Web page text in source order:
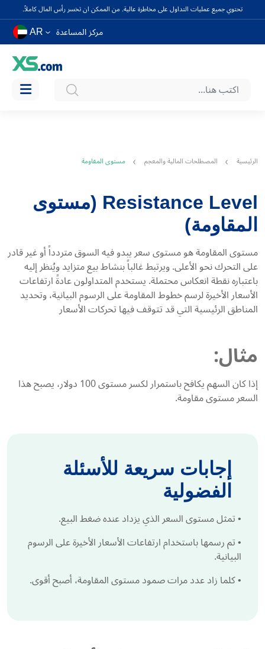
تحتوي جميع عمليات التداول على مخاطرة عالية. من الممكن ان تخسر رأس المال كاملاً.
مركز المساعدة AR
الرئيسية المصطلحات المالية والمعجم مستوى المقاومة
Resistance Level (مستوى
المقاومة)
مستوى المقاومة هو مستوى سعر يبدو فيه السوق متردداً أو غير قادر
على التحرك نحو الأعلى. ويرتبط غالباً بنشاط بيع متزايد ويُنظر إليه
باعتباره نقطة انعكاس محتملة. يستخدم المتداولون عادةً ارتفاعات
الأسعار الأخيرة لرسم خطوط المقاومة على الرسوم البيانية، وتحديد
المناطق الرئيسية التي قد تتوقف فيها تحركات الأسعار
مثال:
إذا كان السهم يكافح باستمرار لكسر مستوى 100 دولار، يصبح هذا
السعر مستوى مقاومة.
إجابات سريعة للأسئلة
الفضولية
•تمثل مستوى السعر الذي يزداد عنده ضغط البيع.
•تم رسمها باستخدام ارتفاعات الأسعار الأخيرة على الرسوم
البيانية.
•كلما زاد عدد مرات صمود مستوى المقاومة، أصبح أقوى.